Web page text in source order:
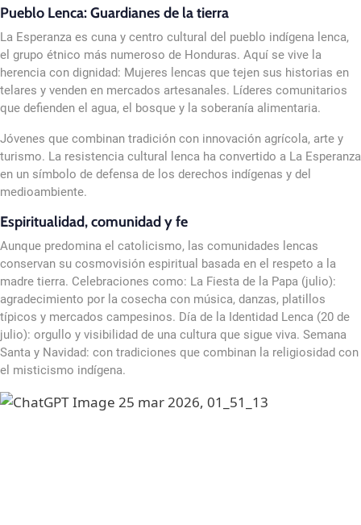
Pueblo Lenca: Guardianes de la tierra
La Esperanza es cuna y centro cultural del pueblo indígena lenca,
el grupo étnico más numeroso de Honduras. Aquí se vive la
herencia con dignidad: Mujeres lencas que tejen sus historias en
telares y venden en mercados artesanales. Líderes comunitarios
que defienden el agua, el bosque y la soberanía alimentaria.
Jóvenes que combinan tradición con innovación agrícola, arte y
turismo. La resistencia cultural lenca ha convertido a La Esperanza
en un símbolo de defensa de los derechos indígenas y del
medioambiente.
Espiritualidad, comunidad y fe
Aunque predomina el catolicismo, las comunidades lencas
conservan su cosmovisión espiritual basada en el respeto a la
madre tierra. Celebraciones como: La Fiesta de la Papa (julio):
agradecimiento por la cosecha con música, danzas, platillos
típicos y mercados campesinos. Día de la Identidad Lenca (20 de
julio): orgullo y visibilidad de una cultura que sigue viva. Semana
Santa y Navidad: con tradiciones que combinan la religiosidad con
el misticismo indígena.